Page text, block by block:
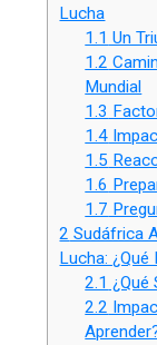
Lucha
1.1 Un
1.2
Mundial
1.3
1.4
1.5
1.6
1.7
2 Sudáfrica
Lucha:
2.1 ¿Qué
2.2